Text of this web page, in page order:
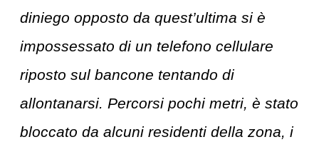
diniego opposto da quest’ultima si è
impossessato di un telefono cellulare
riposto sul bancone tentando di
allontanarsi. Percorsi pochi metri, è stato
bloccato da alcuni residenti della zona, i